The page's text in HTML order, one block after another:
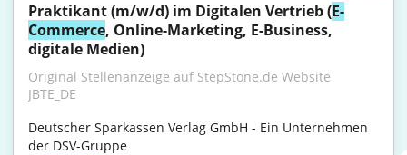
Praktikant (m/w/d) im Digitalen Vertrieb (E-
Commerce, Online-Marketing, E-Business,
digitale Medien)
Original Stellenanzeige auf StepStone.de Website
JBTE_DE
Deutscher Sparkassen Verlag GmbH - Ein Unternehmen
der DSV-Gruppe